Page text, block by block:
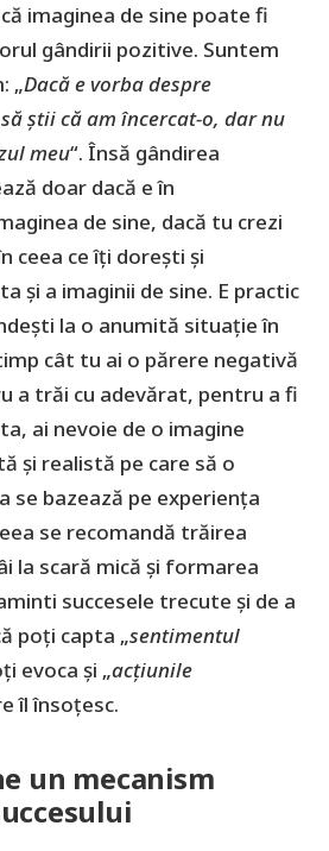
imaginea de sine poate fi
gândirii pozitive. Suntem
„Dacă e vorba despre
știi că am încercat-o, dar nu
meu“. Însă gândirea
doar dacă e în
de sine, dacă tu crezi
ceea ce îți dorești și
și a imaginii de sine. E practic
la o anumită situație în
cât tu ai o părere negativă
a trăi cu adevărat, pentru a fi
ai nevoie de o imagine
și realistă pe care să o
se bazează pe experiența
se recomandă trăirea
la scară mică și formarea
succesele trecute și de a
poți capta „sentimentul
evoca și „acțiunile
îl însoțesc.
un mecanism